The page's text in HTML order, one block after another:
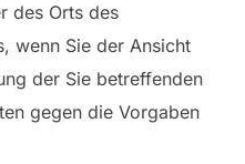
des Orts des
wenn Sie der Ansicht
der Sie betreffenden
gegen die Vorgaben